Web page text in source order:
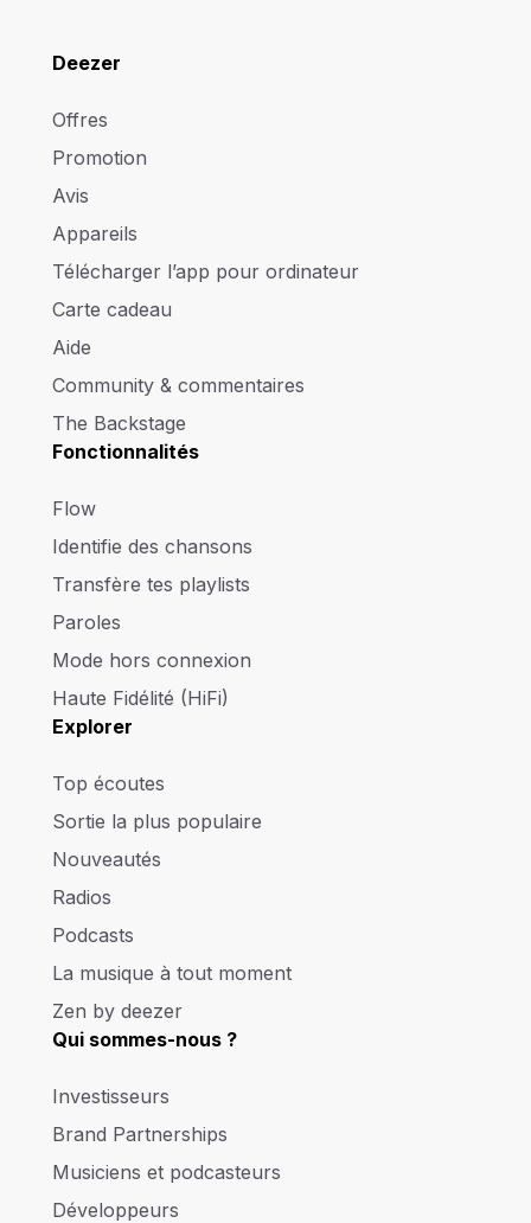
Deezer
Offres
Promotion
Avis
Appareils
Télécharger l’app pour ordinateur
Carte cadeau
Aide
Community & commentaires
The Backstage
Fonctionnalités
Flow
Identifie des chansons
Transfère tes playlists
Paroles
Mode hors connexion
Haute Fidélité (HiFi)
Explorer
Top écoutes
Sortie la plus populaire
Nouveautés
Radios
Podcasts
La musique à tout moment
Zen by deezer
Qui sommes-nous ?
Investisseurs
Brand Partnerships
Musiciens et podcasteurs
Développeurs